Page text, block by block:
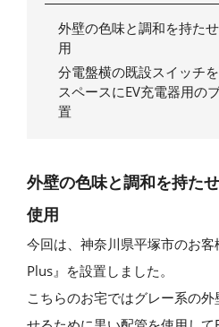
外壁の色味と調和を持た
用
分電盤横の既設スイッチ
スペースにEV充電器用の
置
外壁の色味と調和を持た
使用
今回は、神奈川県平塚市のお
Plus』を設置しました。
こちらのお宅ではグレー系の